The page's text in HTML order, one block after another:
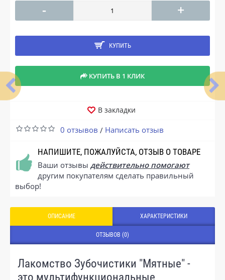
- +
КУПИТЬ
КУПИТЬ В 1 КЛИК
В закладки
0 отзывов / Написать отзыв
НАПИШИТЕ, ПОЖАЛУЙСТА, ОТЗЫВ О ТОВАРЕ
Ваши отзывы действительно помогают
другим покупателям сделать правильный
выбор!
ОПИСАНИЕ ХАРАКТЕРИСТИКИ
ОТЗЫВОВ (0)
Лакомство Зубочистики "Мятные" -
это мультифункциональные